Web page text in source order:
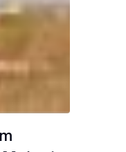
O
por